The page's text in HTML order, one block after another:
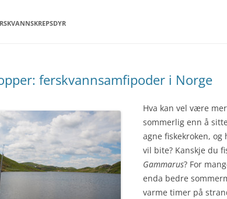
ferskvannsamfipoder i Norge
Hva kan vel være
sommerlig enn å
agne fiskekroken,
vil bite? Kanskje du
Gammarus? For
enda bedre
varme timer på